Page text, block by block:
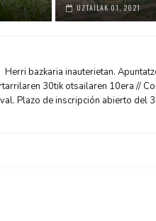
UZTAILAK 01, 2021
Herri bazkaria inauterietan.
30tik otsailaren 10era //
Plazo de inscripción abierto del